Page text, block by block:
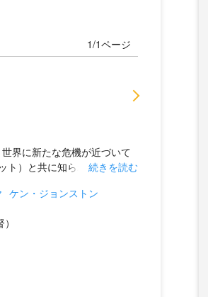
1/1ページ
界に新たな危機が近づいて
ト）と共に知られざるス...
続きを読む
ケン・ジョンストン